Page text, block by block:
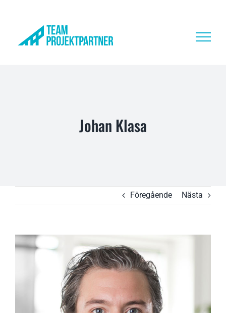
innehållet
Johan Klasa
Föregående Nästa
större